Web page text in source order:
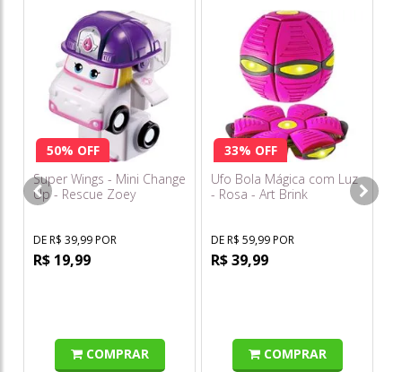
50% OFF
Super Wings - Mini Change
Up - Rescue Zoey
DE R$ 39,99 POR
R$ 19,99
COMPRAR
33% OFF
Ufo Bola Mágica com Luz
- Rosa - Art Brink
DE R$ 59,99 POR
R$ 39,99
COMPRAR